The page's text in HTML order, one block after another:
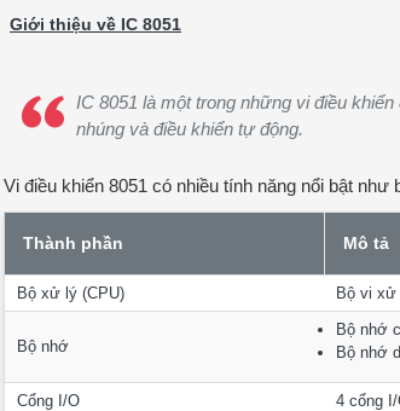
Giới thiệu về IC 8051
IC 8051 là một trong những vi điều
nhúng và điều khiển tự động.
Vi điều khiển 8051 có nhiều tính năng nổi bật
Thành phần Mô tả
Bộ xử lý (CPU) Bộ vi xử
Bộ nhớ
Bộ nhớ
Bộ nhớ
Cổng I/O
4 cổng